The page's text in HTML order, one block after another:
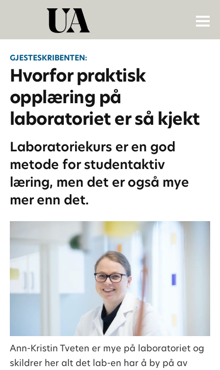
GJESTESKRIBENTEN:
Hvorfor praktisk
opplæring på
laboratoriet er så kjekt
Laboratoriekurs er en god
metode for studentaktiv
læring, men det er også mye
mer enn det.
Ann-Kristin Tveten er mye på laboratoriet og
skildrer her alt det lab-en har å by på av